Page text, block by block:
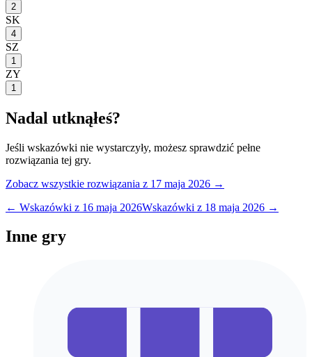
2
SK
4
SZ
1
ZY
1
Nadal utknąłeś?
Jeśli wskazówki nie wystarczyły, możesz sprawdzić pełne
rozwiązania tej gry.
Zobacz wszystkie rozwiązania z 17 maja 2026 →
← Wskazówki z 16 maja 2026Wskazówki z 18 maja 2026 →
Inne gry